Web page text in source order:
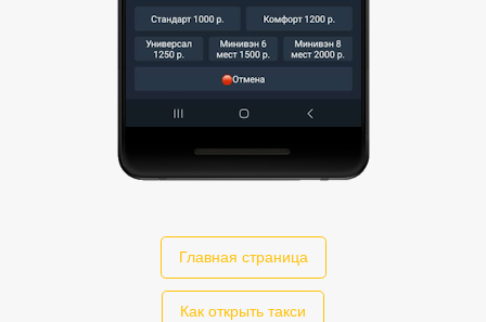
Главная страница
Как открыть такси